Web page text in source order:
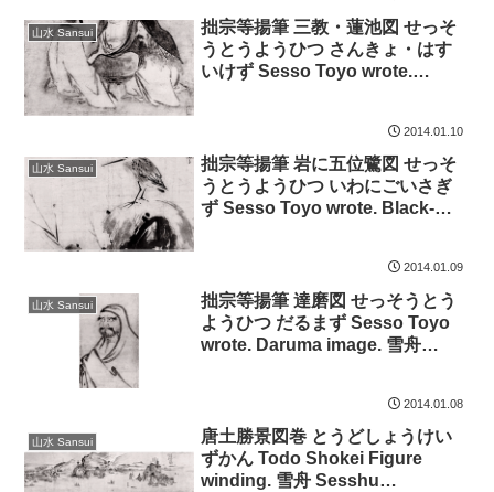
山水 Sansui
拙宗等揚筆 三教・蓮池図 せっそ
うとうようひつ さんきょ・はす
いけず Sesso Toyo wrote.
2014.01.10
山水 Sansui
拙宗等揚筆 岩に五位鷺図 せっそ
うとうようひつ いわにごいさぎ
ず Sesso Toyo wrote. Black-
2014.01.09
山水 Sansui
拙宗等揚筆 達磨図 せっそうとう
ようひつ だるまず Sesso Toyo
wrote. Daruma image. 雪舟
2014.01.08
山水 Sansui
唐土勝景図巻 とうどしょうけい
ずかん Todo Shokei Figure
winding. 雪舟 Sesshu